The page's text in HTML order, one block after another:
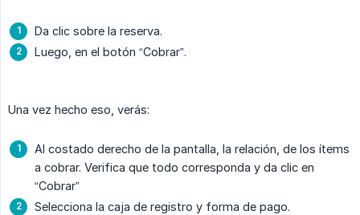
Da clic sobre la reserva.
Luego, en el botón “Cobrar”.
Una vez hecho eso, verás:
Al costado derecho de la pantalla, la relación, de los ítems
a cobrar. Verifica que todo corresponda y da clic en
“Cobrar”
Selecciona la caja de registro y forma de pago.